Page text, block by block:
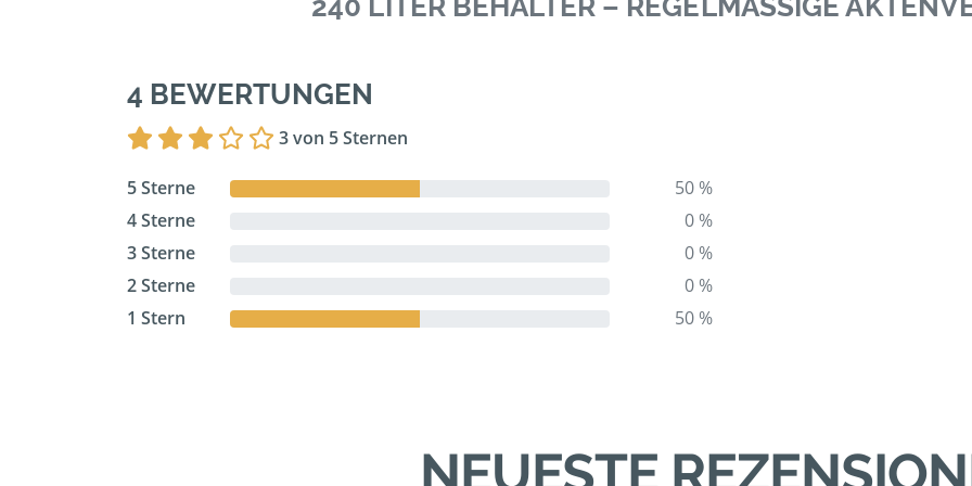
240 LITER BEHÄLTER – REGELMÄSSIGE
4 BEWERTUNGEN
3 von 5 Sternen
5 Sterne
50 %
4 Sterne
0 %
3 Sterne
0 %
2 Sterne
0 %
1 Stern
50 %